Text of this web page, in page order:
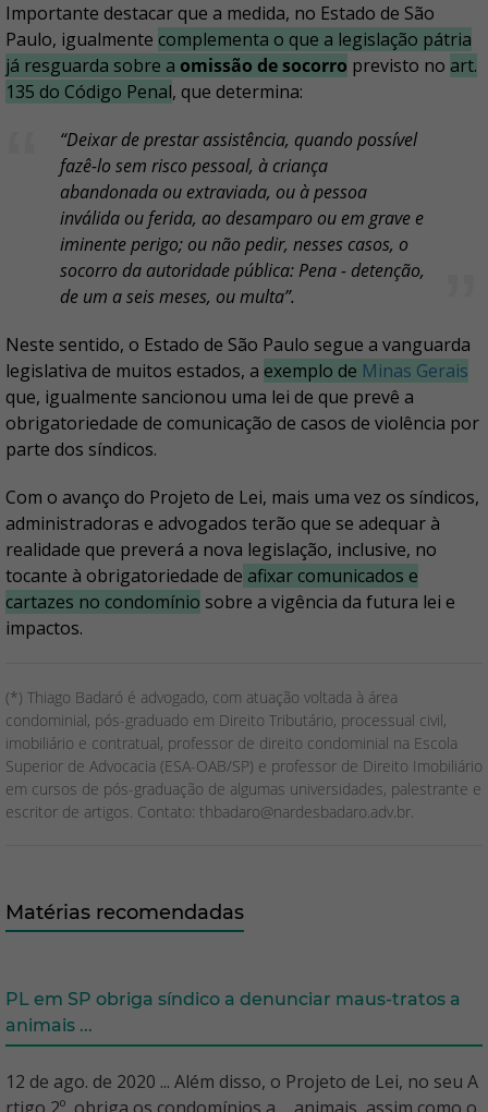
Importante destacar que a medida, no Estado de São
Paulo, igualmente complementa o que a legislação pátria
já resguarda sobre a omissão de socorro previsto no art.
135 do Código Penal, que determina:
“Deixar de prestar assistência, quando possível
fazê-lo sem risco pessoal, à criança
abandonada ou extraviada, ou à pessoa
inválida ou ferida, ao desamparo ou em grave e
iminente perigo; ou não pedir, nesses casos, o
socorro da autoridade pública: Pena - detenção,
de um a seis meses, ou multa”.
Neste sentido, o Estado de São Paulo segue a vanguarda
legislativa de muitos estados, a exemplo de Minas Gerais
que, igualmente sancionou uma lei de que prevê a
obrigatoriedade de comunicação de casos de violência por
parte dos síndicos.
Com o avanço do Projeto de Lei, mais uma vez os síndicos,
administradoras e advogados terão que se adequar à
realidade que preverá a nova legislação, inclusive, no
tocante à obrigatoriedade de afixar comunicados e
cartazes no condomínio sobre a vigência da futura lei e
impactos.
(*) Thiago Badaró é advogado, com atuação voltada à área
condominial, pós-graduado em Direito Tributário, processual civil,
imobiliário e contratual, professor de direito condominial na Escola
Superior de Advocacia (ESA-OAB/SP) e professor de Direito Imobiliário
em cursos de pós-graduação de algumas universidades, palestrante e
escritor de artigos. Contato: thbadaro@nardesbadaro.adv.br.
Matérias recomendadas
PL em SP obriga síndico a denunciar maus-tratos a
animais ...
12 de ago. de 2020 ... Além disso, o Projeto de Lei, no seu A